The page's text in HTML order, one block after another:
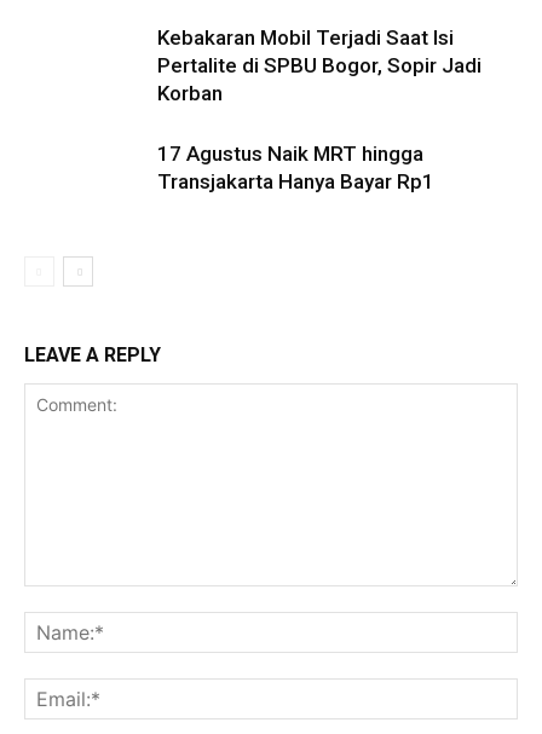
Kebakaran Mobil Terjadi Saat Isi
Pertalite di SPBU Bogor, Sopir Jadi
Korban
17 Agustus Naik MRT hingga
Transjakarta Hanya Bayar Rp1
LEAVE A REPLY